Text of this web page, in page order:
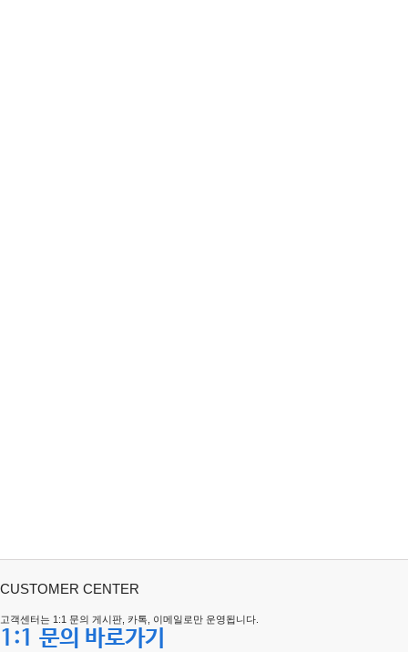
CUSTOMER CENTER
고객센터는 1:1 문의 게시판, 카톡, 이메일로만 운영됩니다.
1:1 문의 바로가기